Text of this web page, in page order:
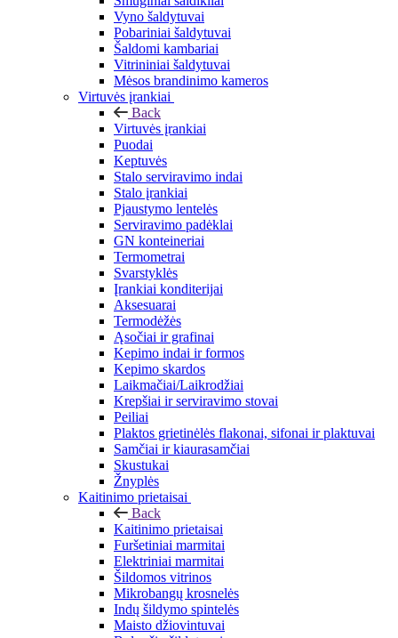
Vyno šaldytuvai
Pobariniai šaldytuvai
Šaldomi kambariai
Vitrininiai šaldytuvai
Mėsos brandinimo kameros
Virtuvės įrankiai
Back
Virtuvės įrankiai
Puodai
Keptuvės
Stalo serviravimo indai
Stalo įrankiai
Pjaustymo lentelės
Serviravimo padėklai
GN konteineriai
Termometrai
Svarstyklės
Įrankiai konditerijai
Aksesuarai
Termodėžės
Ąsočiai ir grafinai
Kepimo indai ir formos
Kepimo skardos
Laikmačiai/Laikrodžiai
Krepšiai ir serviravimo stovai
Peiliai
Plaktos grietinėlės flakonai, sifonai ir plaktuvai
Samčiai ir kiaurasamčiai
Skustukai
Žnyplės
Kaitinimo prietaisai
Back
Kaitinimo prietaisai
Furšetiniai marmitai
Elektriniai marmitai
Šildomos vitrinos
Mikrobangų krosnelės
Indų šildymo spintelės
Maisto džiovintuvai